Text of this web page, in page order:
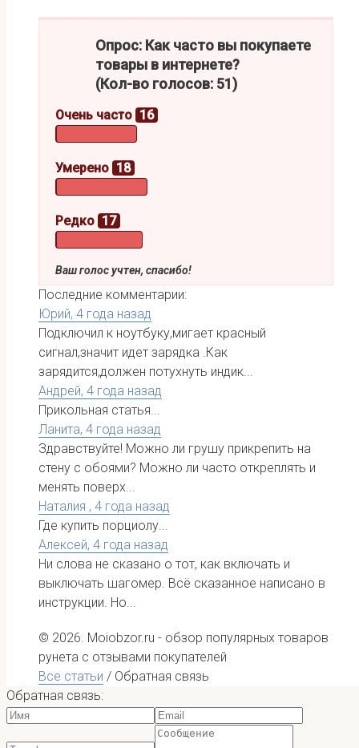
Опрос: Как часто вы покупаете
товары в интернете?
(Кол-во голосов: 51)
Очень часто 16
Умерено 18
Редко 17
Ваш голос учтен, спасибо!
Последние комментарии:
Юрий, 4 года назад
Подключил к ноутбуку,мигает красный
сигнал,значит идет зарядка .Как
зарядится,должен потухнуть индик...
Андрей, 4 года назад
Прикольная статья...
Ланита, 4 года назад
Здравствуйте! Можно ли грушу прикрепить на
стену с обоями? Можно ли часто откреплять и
менять поверх...
Наталия , 4 года назад
Где купить порциолу...
Алексей, 4 года назад
Ни слова не сказано о тот, как включать и
выключать шагомер. Всё сказанное написано в
инструкции. Но...
© 2026. Moiobzor.ru - обзор популярных товаров
рунета с отзывами покупателей
Все статьи / Обратная связь
Обратная связь: